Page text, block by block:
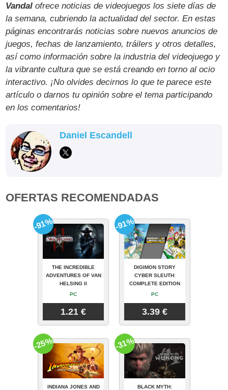
Vandal ofrece noticias de videojuegos los siete días de
la semana, cubriendo la actualidad del sector. En estas
páginas encontrarás noticias sobre nuevos anuncios de
juegos, fechas de lanzamiento, tráilers y otros detalles,
así como información sobre la industria del videojuego y
la vibrante cultura que se está creando en torno al ocio
interactivo. ¡No olvides decirnos lo que te parece este
artículo o darnos tu opinión sobre el tema participando
en los comentarios!
Daniel Escandell
OFERTAS RECOMENDADAS
THE INCREDIBLE
ADVENTURES OF VAN
HELSING II
PC
1.21 €
-91%
DIGIMON STORY
CYBER SLEUTH:
COMPLETE EDITION
PC
3.39 €
-91%
INDIANA JONES AND
-25%
BLACK MYTH:
-31%